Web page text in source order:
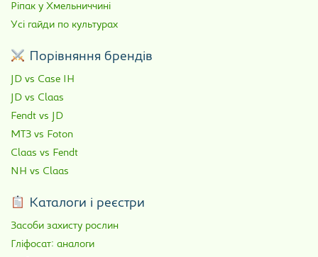
Ріпак у Хмельниччині
Усі гайди по культурах
Порівняння брендів
JD vs Case IH
JD vs Claas
Fendt vs JD
МТЗ vs Foton
Claas vs Fendt
NH vs Claas
Каталоги і реєстри
Засоби захисту рослин
Гліфосат: аналоги